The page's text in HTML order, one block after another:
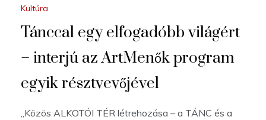
Kultúra
Tánccal egy elfogadóbb világért
– interjú az ArtMenők program
egyik résztvevőjével
„Közös ALKOTÓI TÉR létrehozása – a TÁNC és a